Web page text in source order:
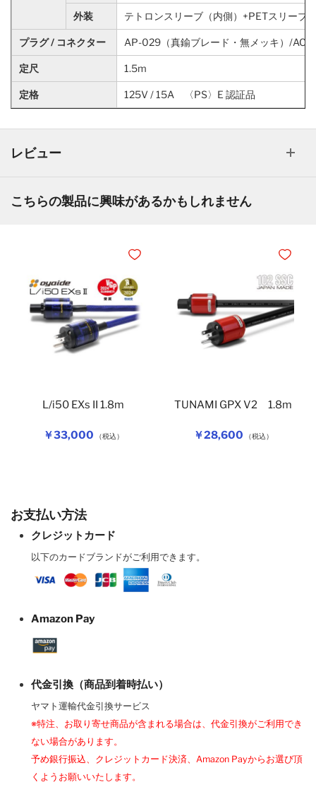
外装 テトロンスリーブ（内側）+PETスリーブ
プラグ / コネクター AP-029（真鍮ブレード・無メッキ）/AC-
定尺 1.5m
定格 125V / 15A 〈PS〉E 認証品
レビュー
こちらの製品に興味があるかもしれません
￥33,000 （税込）
L/i50 EXs II 1.8m
ほしいものリストに追加
￥28,600 （税込）
TUNAMI GPX V2 1.8m
ほしい
お支払い方法
クレジットカード
以下のカードブランドがご利用できます。
Amazon Pay
代金引換（商品到着時払い）
ヤマト運輸代金引換サービス
※特注、お取り寄せ商品が含まれる場合は、代金引換がご利用でき
ない場合があります。
予め銀行振込、クレジットカード決済、Amazon Payからお選び頂
くようお願いいたします。